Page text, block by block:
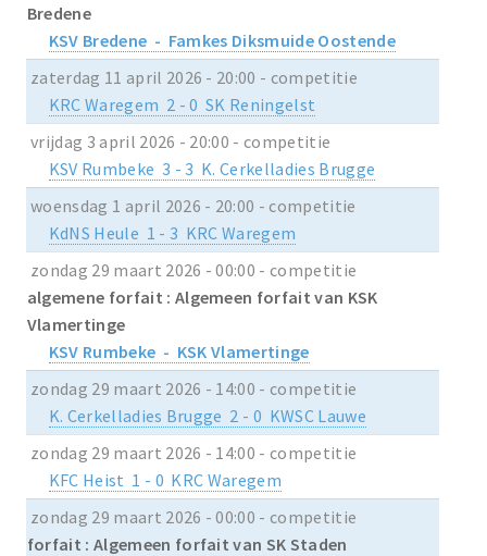
Bredene
KSV Bredene - Famkes Diksmuide Oostende
zaterdag 11 april 2026 - 20:00 - competitie
KRC Waregem 2 - 0 SK Reningelst
vrijdag 3 april 2026 - 20:00 - competitie
KSV Rumbeke 3 - 3 K. Cerkelladies Brugge
woensdag 1 april 2026 - 20:00 - competitie
KdNS Heule 1 - 3 KRC Waregem
zondag 29 maart 2026 - 00:00 - competitie
algemene forfait : Algemeen forfait van KSK
Vlamertinge
KSV Rumbeke - KSK Vlamertinge
zondag 29 maart 2026 - 14:00 - competitie
K. Cerkelladies Brugge 2 - 0 KWSC Lauwe
zondag 29 maart 2026 - 14:00 - competitie
KFC Heist 1 - 0 KRC Waregem
zondag 29 maart 2026 - 00:00 - competitie
forfait : Algemeen forfait van SK Staden